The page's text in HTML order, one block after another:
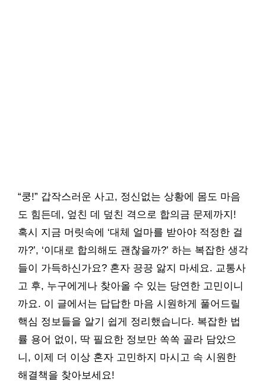
“쿵!” 갑작스러운 사고, 정신없는 상황에 몸도 마음
도 힘든데, 엎친 데 덮친 격으로 합의금 문제까지!
혹시 지금 머릿속에 ‘대체 얼마를 받아야 적정한 걸
까?’, ‘이대로 합의해도 괜찮을까?’ 하는 복잡한 생각
들이 가득하신가요? 혼자 끙끙 앓지 마세요. 교통사
고 후, 누구에게나 찾아올 수 있는 당연한 고민이니
까요. 이 글에서는 답답한 마음 시원하게 풀어드릴
핵심 정보들을 알기 쉽게 정리했습니다. 복잡한 법
률 용어 없이, 딱 필요한 정보만 쏙쏙 골라 담았으
니, 이제 더 이상 혼자 고민하지 마시고 속 시원한
해결책을 찾아보세요!